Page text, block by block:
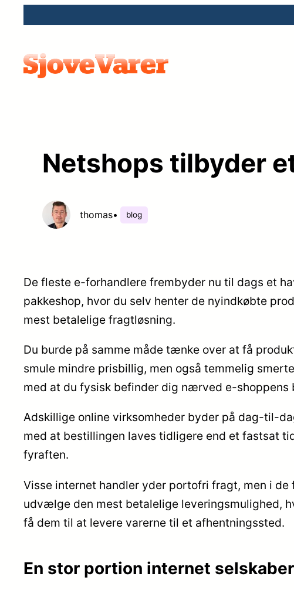
indhold
Netshops tilbyder
thomas• blog
De fleste e-forhandlere frembyder nu til dags et
pakkeshop, hvor du selv henter de nyindkøbte
mest betalelige fragtløsning.
Du burde på samme måde tænke over at få
smule mindre prisbillig, men også temmelig
med at du fysisk befinder dig nærved e-
Adskillige online virksomheder byder på dag-til-
med at bestillingen laves tidligere end et fastsat
fyraften.
Visse internet handler yder portofri fragt, men i
udvælge den mest betalelige leveringsmulighed,
få dem til at levere varerne til et afhentningssted.
En stor portion internet